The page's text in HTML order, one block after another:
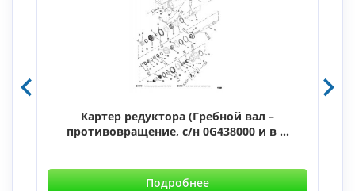
Картер редуктора (Гребной вал –
противовращение, с/н 0G438000 и в ...
Подробнее